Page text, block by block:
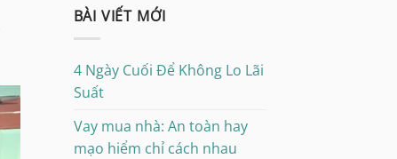
BÀI VIẾT MỚI
4 Ngày Cuối Để Không Lo Lãi
Suất
Vay mua nhà: An toàn hay
mạo hiểm chỉ cách nhau